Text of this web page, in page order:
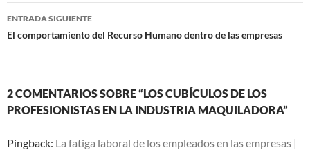
entradas
ENTRADA SIGUIENTE
El comportamiento del Recurso Humano dentro de las empresas
2 COMENTARIOS SOBRE “LOS CUBÍCULOS DE LOS
PROFESIONISTAS EN LA INDUSTRIA MAQUILADORA”
Pingback: La fatiga laboral de los empleados en las empresas |